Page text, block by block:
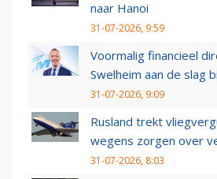
naar Hanoi
31-07-2026, 9:59
Voormalig financieel
Swelheim aan de slag
31-07-2026, 9:09
Rusland trekt
wegens zorgen over
31-07-2026, 8:03